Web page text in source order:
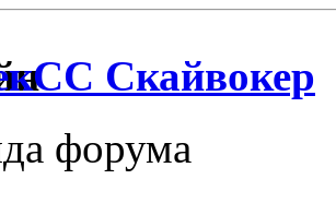
Скайвокер
форума